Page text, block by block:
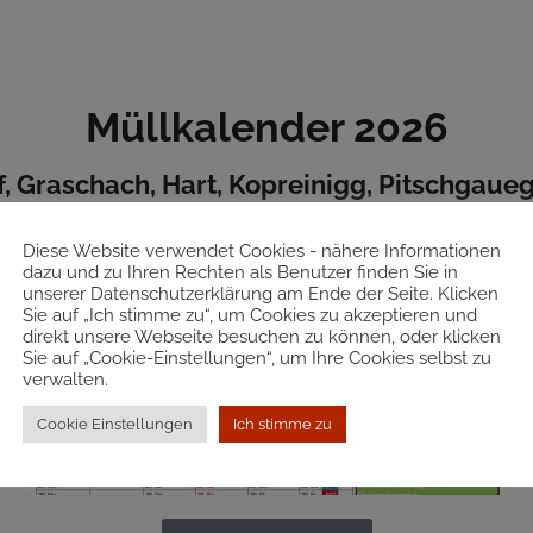
Müllkalender 2026
Graschach, Hart, Kopreinigg,
Diese Website verwendet Cookies - nähere Informationen
dazu und zu Ihren Rechten als Benutzer finden Sie in
unserer Datenschutzerklärung am Ende der Seite. Klicken
Sie auf „Ich stimme zu“, um Cookies zu akzeptieren und
direkt unsere Webseite besuchen zu können, oder klicken
Sie auf „Cookie-Einstellungen“, um Ihre Cookies selbst zu
verwalten.
Cookie Einstellungen Ich stimme zu